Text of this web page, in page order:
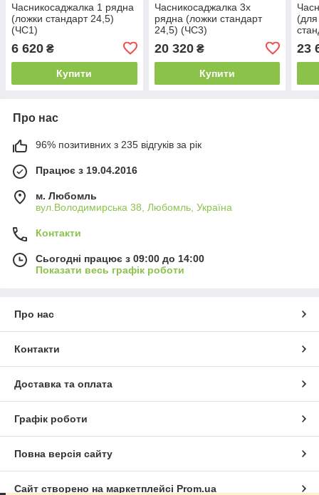
Часникосаджалка 1 рядна
(ложки стандарт 24,5)
(ЧС1)
6 620 ₴
Купити
Часникосаджалка 3х
рядна (ложки стандарт
24,5) (ЧС3)
20 320₴
Купити
(для
23
Про нас
96% позитивних з 235 відгуків за рік
Працює з 19.04.2016
м. Любомль
вул.Володимирська 38, Любомль, Україна
Контакти
Сьогодні працює з 09:00 до 14:00
Показати весь графік роботи
Про нас
Контакти
Доставка та оплата
Графік роботи
Повна версія сайту
Сайт створено на маркетплейсі Prom.ua